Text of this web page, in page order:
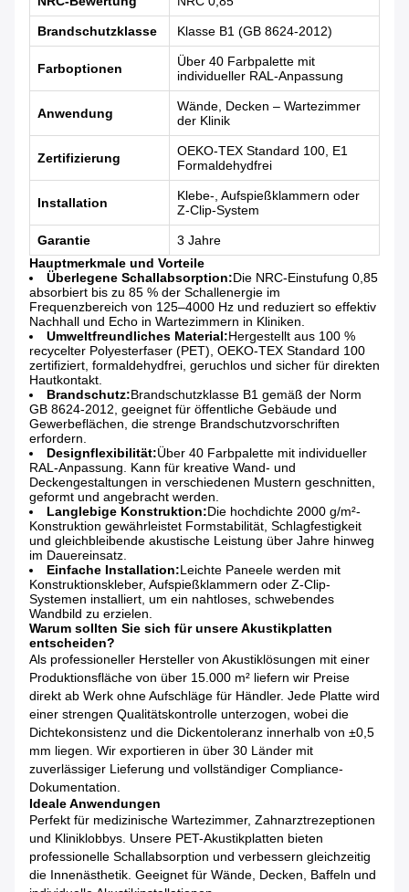
Brandschutzklasse Klasse B1 (GB 8624-2012)
Farboptionen
Über 40 Farbpalette mit
individueller RAL-Anpassung
Anwendung
Wände, Decken – Wartezimmer
der Klinik
Zertifizierung
OEKO-TEX Standard 100, E1
Formaldehydfrei
Installation
Klebe-, Aufspießklammern oder
Z-Clip-System
Garantie
3 Jahre
Hauptmerkmale und Vorteile
Überlegene Schallabsorption:Die NRC-Einstufung 0,85
absorbiert bis zu 85 % der Schallenergie im
Frequenzbereich von 125–4000 Hz und reduziert so effektiv
Nachhall und Echo in Wartezimmern in Kliniken.
Umweltfreundliches Material:Hergestellt aus 100 %
recycelter Polyesterfaser (PET), OEKO-TEX Standard 100
zertifiziert, formaldehydfrei, geruchlos und sicher für direkten
Hautkontakt.
Brandschutz:Brandschutzklasse B1 gemäß der Norm
GB 8624-2012, geeignet für öffentliche Gebäude und
Gewerbeflächen, die strenge Brandschutzvorschriften
erfordern.
Designflexibilität:Über 40 Farbpalette mit individueller
RAL-Anpassung. Kann für kreative Wand- und
Deckengestaltungen in verschiedenen Mustern geschnitten,
geformt und angebracht werden.
Langlebige Konstruktion:Die hochdichte 2000 g/m²-
Konstruktion gewährleistet Formstabilität, Schlagfestigkeit
und gleichbleibende akustische Leistung über Jahre hinweg
im Dauereinsatz.
Einfache Installation:Leichte Paneele werden mit
Konstruktionskleber, Aufspießklammern oder Z-Clip-
Systemen installiert, um ein nahtloses, schwebendes
Wandbild zu erzielen.
Warum sollten Sie sich für unsere Akustikplatten
entscheiden?
Als professioneller Hersteller von Akustiklösungen mit einer
Produktionsfläche von über 15.000 m² liefern wir Preise
direkt ab Werk ohne Aufschläge für Händler. Jede Platte wird
einer strengen Qualitätskontrolle unterzogen, wobei die
Dichtekonsistenz und die Dickentoleranz innerhalb von ±0,5
mm liegen. Wir exportieren in über 30 Länder mit
zuverlässiger Lieferung und vollständiger Compliance-
Dokumentation.
Ideale Anwendungen
Perfekt für medizinische Wartezimmer, Zahnarztrezeptionen
und Kliniklobbys. Unsere PET-Akustikplatten bieten
professionelle Schallabsorption und verbessern gleichzeitig
die Innenästhetik. Geeignet für Wände, Decken, Baffeln und